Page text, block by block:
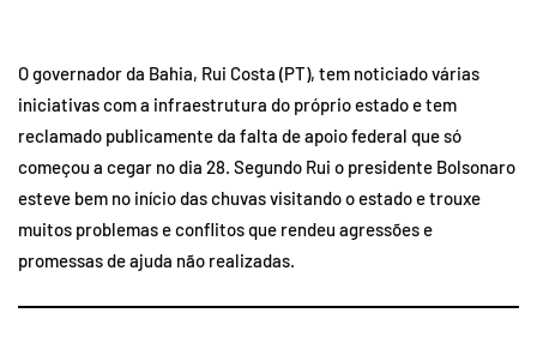
O governador da Bahia, Rui Costa (PT), tem noticiado várias
iniciativas com a infraestrutura do próprio estado e tem
reclamado publicamente da falta de apoio federal que só
começou a cegar no dia 28. Segundo Rui o presidente Bolsonaro
esteve bem no início das chuvas visitando o estado e trouxe
muitos problemas e conflitos que rendeu agressões e
promessas de ajuda não realizadas.